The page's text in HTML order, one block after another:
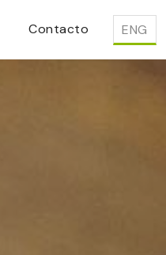
Contacto ENG